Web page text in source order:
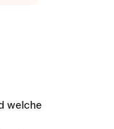
welche